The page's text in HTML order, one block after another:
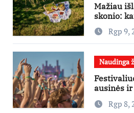
Mažiau
skonio:
pikniką iš
Rgp 9,
Naudinga
ausinės
ekspertai
Rgp 8,